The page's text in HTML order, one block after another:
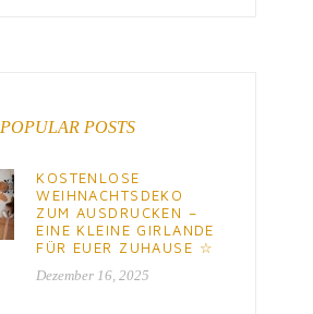
POPULAR POSTS
KOSTENLOSE
WEIHNACHTSDEKO
ZUM AUSDRUCKEN –
EINE KLEINE GIRLANDE
FÜR EUER ZUHAUSE ☆
Dezember 16, 2025